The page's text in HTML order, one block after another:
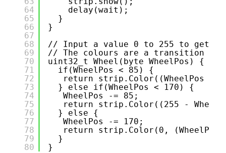
64
65
66
67
68
69
70
71
72
73
74
75
76
77
78
79
80
delay(wait);
}
}
// Input a value 0 to 255 to get a
// The colours are a transition r
uint32_t Wheel(byte WheelPos) {
if(WheelPos < 85) {
return strip.Color((WheelPos *
} else if(WheelPos < 170) {
WheelPos -= 85;
return strip.Color((255 -
} else {
WheelPos -= 170;
return strip.Color(0, (WheelPos *
}
}